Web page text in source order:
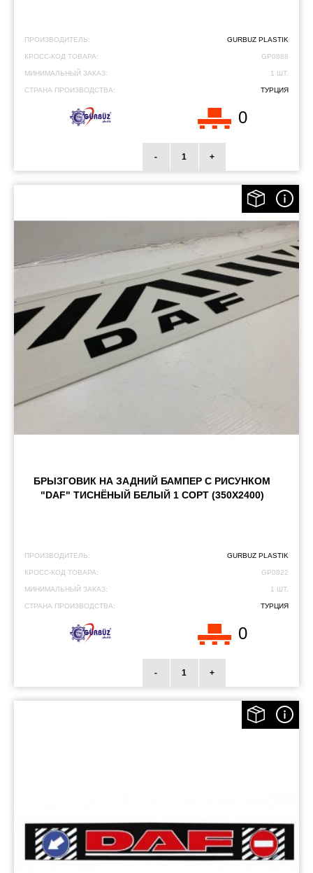
ПРОИЗВОДИТЕЛЬ: GURBUZ PLASTIK
КРОСС-КОД ТОВАРА: GP0888
МИНИМАЛЬНЫЙ ЗАКАЗ: 1 ШТ.
СТРАНА ПРОИЗВОДСТВА: ТУРЦИЯ
0
- +
БРЫЗГОВИК НА ЗАДНИЙ БАМПЕР С РИСУНКОМ
"DAF" ТИСНЁНЫЙ БЕЛЫЙ 1 СОРТ (350X2400)
ПРОИЗВОДИТЕЛЬ: GURBUZ PLASTIK
КРОСС-КОД ТОВАРА: GP0822
МИНИМАЛЬНЫЙ ЗАКАЗ: 1 ШТ.
СТРАНА ПРОИЗВОДСТВА: ТУРЦИЯ
0
- +